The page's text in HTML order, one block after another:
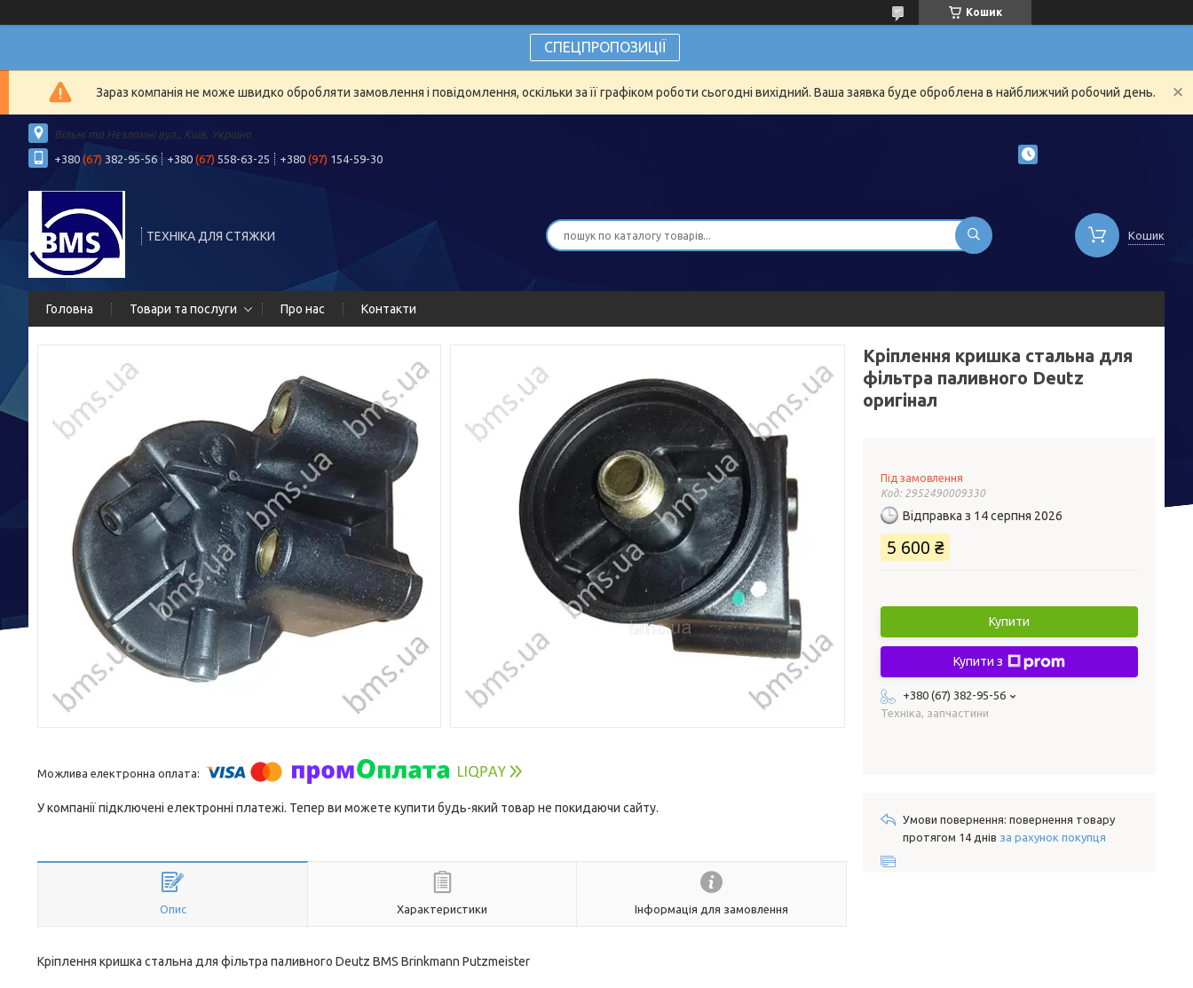
Кошик
СПЕЦПРОПОЗИЦІЇ
Зараз компанія не може швидко обробляти замовлення і повідомлення, оскільки за її графіком роботи сьогодні вихідний. Ваша заявка буде оброблена в найближчий робочий день.
Вільні та Незламні вул., Київ, Україна
+380 (67) 382-95-56 +380 (67) 558-63-25 +380 (97) 154-59-30
ТЕХНІКА ДЛЯ СТЯЖКИ Кошик
Головна Товари та послуги Про нас Контакти
У компанії підключені електронні платежі. Тепер ви можете купити будь-який товар не покидаючи сайту.
Опис Характеристики Інформація для замовлення
Кріплення кришка стальна для фільтра паливного Deutz BMS Brinkmann Putzmeister
Кріплення кришка стальна для
фільтра паливного Deutz
оригінал
Під замовлення
Код: 2952490009330
Відправка з 14 серпня 2026
5 600 ₴
Купити
Купити з
+380 (67) 382-95-56
Техніка, запчастини
повернення товару
протягом 14 днів за рахунок покупця